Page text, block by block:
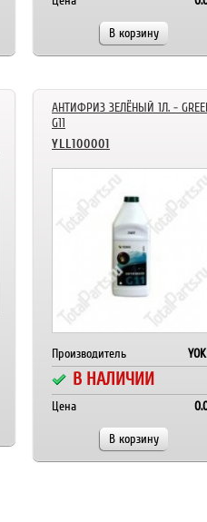
В корзину
АНТИФРИЗ ЗЕЛЁНЫЙ 1Л. -
G11
YLL100001
Производитель
В НАЛИЧИИ
Цена
В корзину